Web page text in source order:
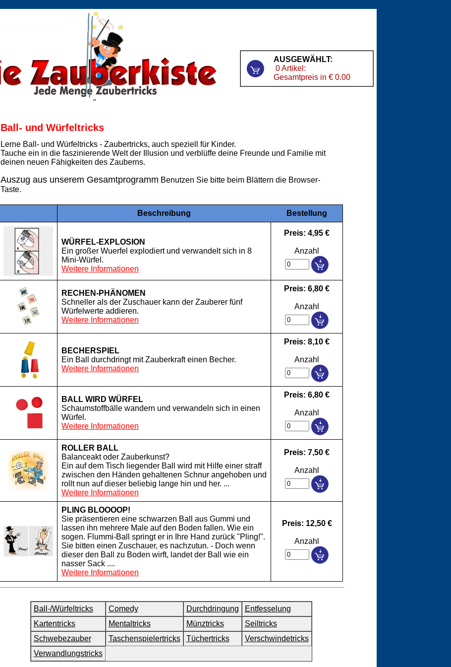
"
AUSGEWÄHLT:
0 Artikel:
Gesamtpreis in € 0.00
Ball- und Würfeltricks
Lerne Ball- und Würfeltricks - Zaubertricks, auch speziell für Kinder.
Tauche ein in die faszinierende Welt der Illusion und verblüffe deine Freunde und Familie mit
deinen neuen Fähigkeiten des Zauberns.
Auszug aus unserem Gesamtprogramm Benutzen Sie bitte beim Blättern die Browser-
Taste.
Beschreibung Bestellung
WÜRFEL-EXPLOSION
Ein großer Wuerfel explodiert und verwandelt sich in 8
Mini-Würfel.
Weitere Informationen
Preis: 4,95 €
Anzahl
RECHEN-PHÄNOMEN
Schneller als der Zuschauer kann der Zauberer fünf
Würfelwerte addieren.
Weitere Informationen
Preis: 6,80 €
Anzahl
BECHERSPIEL
Ein Ball durchdringt mit Zauberkraft einen Becher.
Weitere Informationen
Preis: 8,10 €
Anzahl
BALL WIRD WÜRFEL
Schaumstoffbälle wandern und verwandeln sich in einen
Würfel.
Weitere Informationen
Preis: 6,80 €
Anzahl
ROLLER BALL
Balanceakt oder Zauberkunst?
Ein auf dem Tisch liegender Ball wird mit Hilfe einer straff
zwischen den Händen gehaltenen Schnur angehoben und
rollt nun auf dieser beliebig lange hin und her. ...
Weitere Informationen
Preis: 7,50 €
Anzahl
PLING BLOOOOP!
Sie präsentieren eine schwarzen Ball aus Gummi und
lassen ihn mehrere Male auf den Boden fallen. Wie ein
sogen. Flummi-Ball springt er in Ihre Hand zurück "Pling!".
Sie bitten einen Zuschauer, es nachzutun. - Doch wenn
dieser den Ball zu Boden wirft, landet der Ball wie ein
nasser Sack ....
Weitere Informationen
Preis: 12,50 €
Anzahl
Ball-/Würfeltricks Comedy Durchdringung
Entfesselung
Kartentricks
Mentaltricks Münztricks
Seiltricks
Schwebezauber
Taschenspielertricks Tüchertricks
Verschwindetricks
Verwandlungstricks